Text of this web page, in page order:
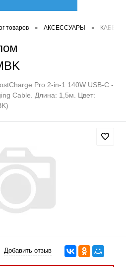
товаров • АКСЕССУАРЫ •
Pro 2-in-1 140W USB-C -
Cable. Длина: 1,5м. Цвет:
Добавить отзыв